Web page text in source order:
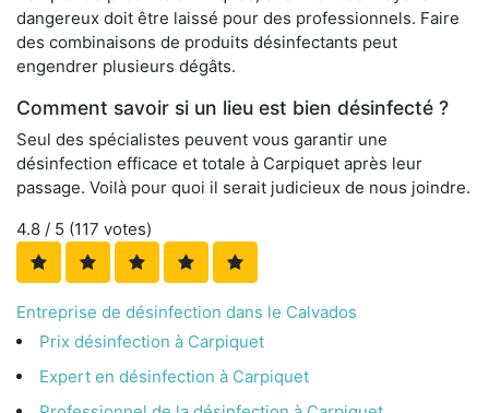
dangereux doit être laissé pour des professionnels. Faire
des combinaisons de produits désinfectants peut
engendrer plusieurs dégâts.
Comment savoir si un lieu est bien désinfecté ?
Seul des spécialistes peuvent vous garantir une
désinfection efficace et totale à Carpiquet après leur
passage. Voilà pour quoi il serait judicieux de nous joindre.
4.8 / 5 (117 votes)
Entreprise de désinfection dans le Calvados
Prix désinfection à Carpiquet
Expert en désinfection à Carpiquet